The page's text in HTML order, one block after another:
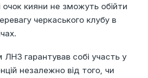
очок кияни не зможуть обійти
черкаського клубу в
гарантував собі участь у
незалежно від того, чи